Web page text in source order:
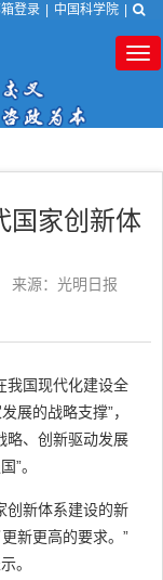
登录 中国科学院
国家创新体
来源：光明日报
我国现代化建设全
展的战略支撑”，
略、创新驱动发展
”。
新体系建设的新
新更高的要求。”
。